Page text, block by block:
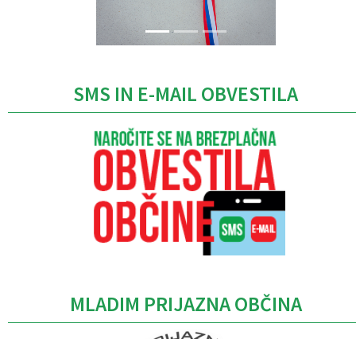
SMS IN E-MAIL OBVESTILA
MLADIM PRIJAZNA OBČINA